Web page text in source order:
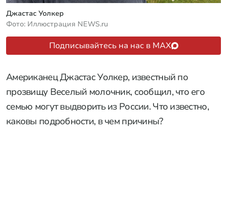
Джастас Уолкер
Фото: Иллюстрация NEWS.ru
Подписывайтесь на нас в MAX
Американец Джастас Уолкер, известный по
прозвищу Веселый молочник, сообщил, что его
семью могут выдворить из России. Что известно,
каковы подробности, в чем причины?